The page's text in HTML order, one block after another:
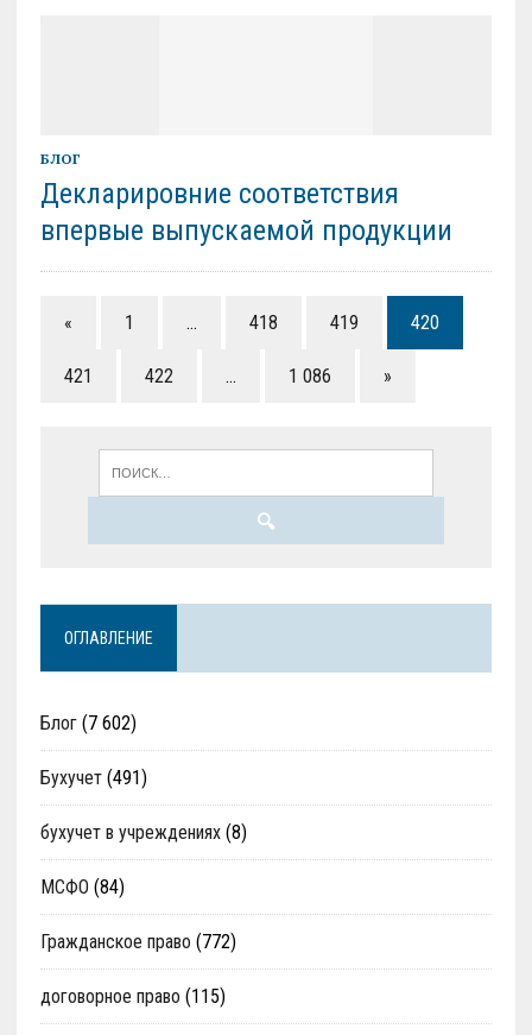
БЛОГ
Декларировние соответствия
впервые выпускаемой продукции
« 1 … 418 419 420
421 422 … 1 086 »
ОГЛАВЛЕНИЕ
Блог(7 602)
Бухучет(491)
бухучет в учреждениях(8)
МСФО (84)
Гражданское право (772)
договорное право (115)